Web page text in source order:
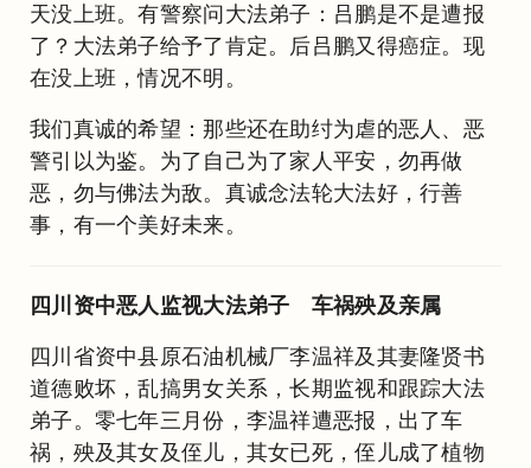
天没上班。有警察问大法弟子：吕鹏是不是遭报
了？大法弟子给予了肯定。后吕鹏又得癌症。现
在没上班，情况不明。
我们真诚的希望：那些还在助纣为虐的恶人、恶
警引以为鉴。为了自己为了家人平安，勿再做
恶，勿与佛法为敌。真诚念法轮大法好，行善
事，有一个美好未来。
四川资中恶人监视大法弟子 车祸殃及亲属
四川省资中县原石油机械厂李温祥及其妻隆贤书
道德败坏，乱搞男女关系，长期监视和跟踪大法
弟子。零七年三月份，李温祥遭恶报，出了车
祸，殃及其女及侄儿，其女已死，侄儿成了植物